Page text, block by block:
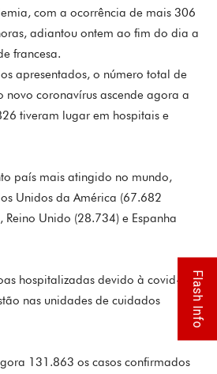
com a ocorrência de mais 306
adiantou ontem ao fim do dia a
francesa.
apresentados, o número total de
novo coronavírus ascende agora a
tiveram lugar em hospitais e
país mais atingido no mundo,
Unidos da América (67.682
Unido (28.734) e Espanha
hospitalizadas devido à covid-19
nas unidades de cuidados
131.863 os casos confirmados
Flash Info